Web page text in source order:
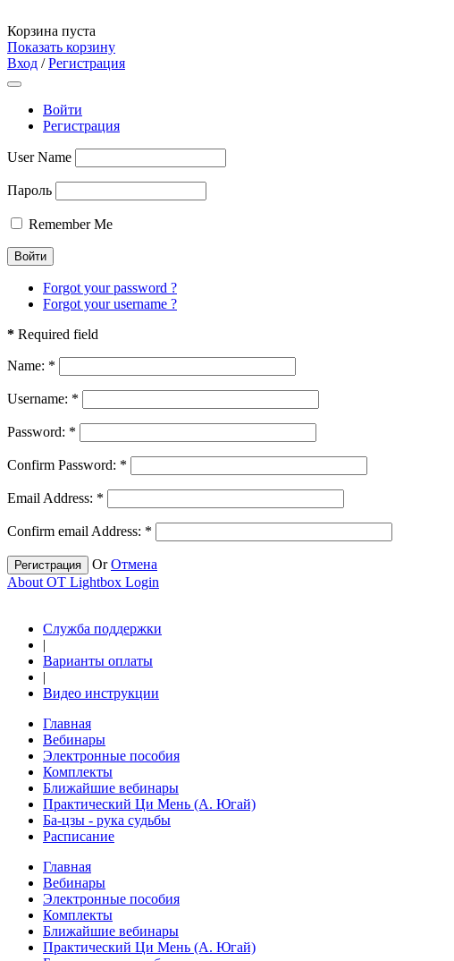
Корзина пуста
Показать корзину
Вход /Регистрация
Войти
Регистрация
User Name
Пароль
Remember Me
Forgot your password ?
Forgot your username ?
* Required field
Name: *
Username: *
Password: *
Confirm Password: *
Email Address: *
Confirm email Address: *
Регистрация OrОтмена
About OT Lightbox Login
Служба поддержки
|
Варианты оплаты
|
Видео инструкции
Главная
Вебинары
Электронные пособия
Комплекты
Ближайшие вебинары
Практический Ци Мень (А. Югай)
Ба-цзы - рука судьбы
Расписание
Главная
Вебинары
Электронные пособия
Комплекты
Ближайшие вебинары
Практический Ци Мень (А. Югай)